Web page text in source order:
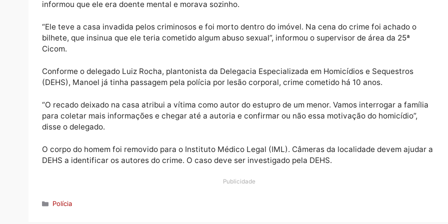
Segundo a Polícia Militar, após cometerem o crime, os assassinos deixaram um bilhete escrito “Jack
que indica que a vítima era suspeita de cometer estupros naquela região.
Para os policiais da 25ª Companhia Interativa Comunitária (Cicom), a família do homem assassinado
informou que ele era doente mental e morava sozinho.
“Ele teve a casa invadida pelos criminosos e foi morto dentro do imóvel. Na cena do crime foi
bilhete, que insinua que ele teria cometido algum abuso sexual”, informou o supervisor de área da
Cicom.
Conforme o delegado Luiz Rocha, plantonista da Delegacia Especializada em Homicídios e
(DEHS), Manoel já tinha passagem pela polícia por lesão corporal, crime cometido há 10 anos.
para coletar mais informações e chegar até a autoria e confirmar ou não essa motivação do